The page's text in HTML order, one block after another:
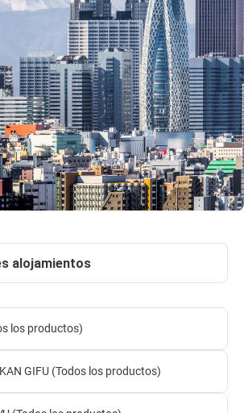
alojamientos
los productos)
GIFU (Todos los productos)